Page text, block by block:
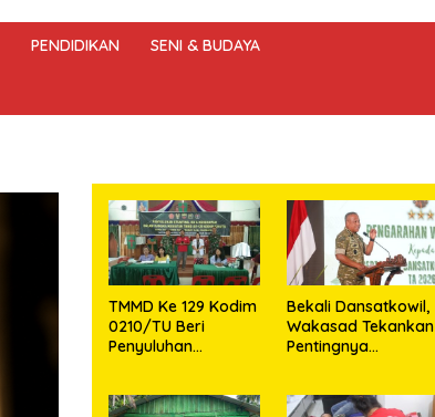
PENDIDIKAN SENI & BUDAYA
TMMD Ke 129 Kodim
0210/TU Beri
Penyuluhan
Stunting di Desa
Bekali Dansatkowil,
Wakasad Tekankan
Pentingnya